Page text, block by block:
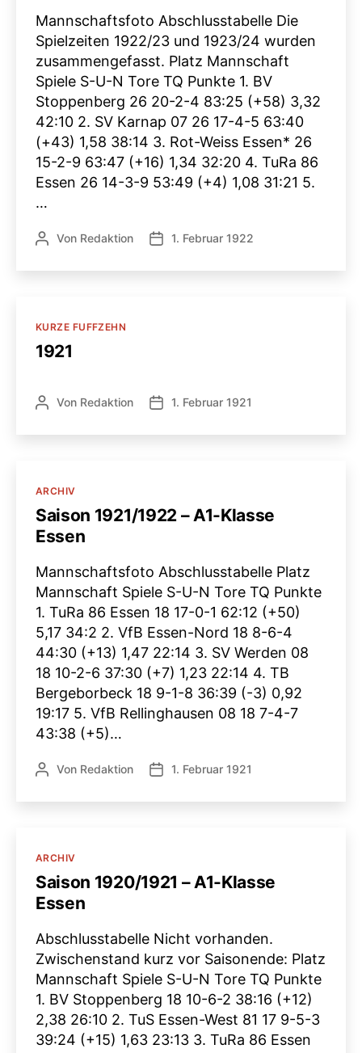
Mannschaftsfoto Abschlusstabelle Die
Spielzeiten 1922/23 und 1923/24 wurden
zusammengefasst. Platz Mannschaft
Spiele S-U-N Tore TQ Punkte 1. BV
Stoppenberg 26 20-2-4 83:25 (+58) 3,32
42:10 2. SV Karnap 07 26 17-4-5 63:40
(+43) 1,58 38:14 3. Rot-Weiss Essen* 26
15-2-9 63:47 (+16) 1,34 32:20 4. TuRa 86
Essen 26 14-3-9 53:49 (+4) 1,08 31:21 5.
…
Beitragsautor
Von Redaktion Veröffentlichungsdatum
1. Februar 1922
Kategorien
KURZE FUFFZEHN
1921
Beitragsautor
Von Redaktion Veröffentlichungsdatum
1. Februar 1921
Kategorien
ARCHIV
Saison 1921/1922 – A1-Klasse
Essen
Mannschaftsfoto Abschlusstabelle Platz
Mannschaft Spiele S-U-N Tore TQ Punkte
1. TuRa 86 Essen 18 17-0-1 62:12 (+50)
5,17 34:2 2. VfB Essen-Nord 18 8-6-4
44:30 (+13) 1,47 22:14 3. SV Werden 08
18 10-2-6 37:30 (+7) 1,23 22:14 4. TB
Bergeborbeck 18 9-1-8 36:39 (-3) 0,92
19:17 5. VfB Rellinghausen 08 18 7-4-7
43:38 (+5)…
Beitragsautor
Von Redaktion Veröffentlichungsdatum
1. Februar 1921
Kategorien
ARCHIV
Saison 1920/1921 – A1-Klasse
Essen
Abschlusstabelle Nicht vorhanden.
Zwischenstand kurz vor Saisonende: Platz
Mannschaft Spiele S-U-N Tore TQ Punkte
1. BV Stoppenberg 18 10-6-2 38:16 (+12)
2,38 26:10 2. TuS Essen-West 81 17 9-5-3
39:24 (+15) 1,63 23:13 3. TuRa 86 Essen